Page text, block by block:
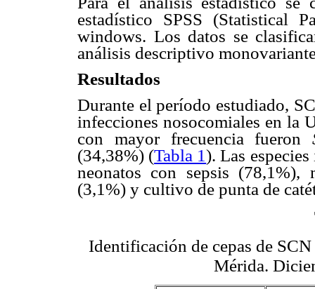
estadístico SPSS (Statistical
windows. Los datos se
análisis descriptivo
Resultados
Durante el período estudiado,
infecciones nosocomiales en la
con mayor frecuencia fueron
(34,38%) (Tabla 1). Las
neonatos con sepsis
(3,1%) y cultivo de punta de
Identificación de cepas de
Mérida.